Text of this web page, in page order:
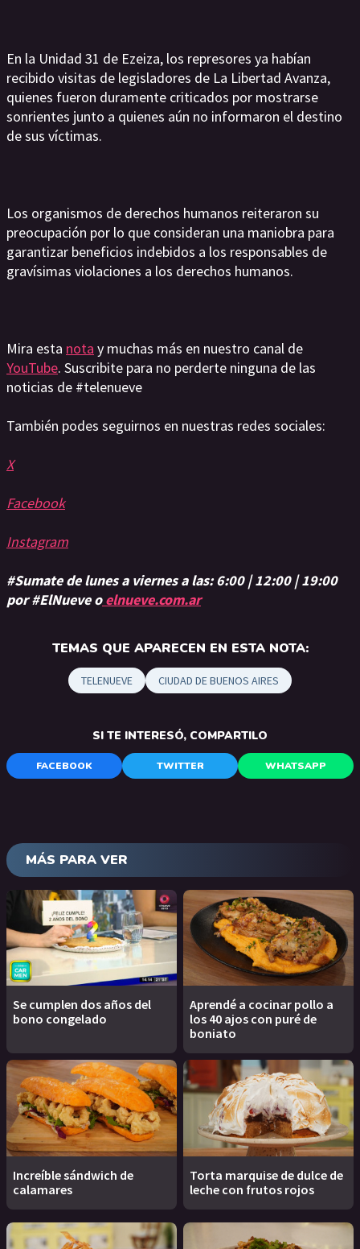
En la Unidad 31 de Ezeiza, los represores ya habían
recibido visitas de legisladores de La Libertad Avanza,
quienes fueron duramente criticados por mostrarse
sonrientes junto a quienes aún no informaron el destino
de sus víctimas.
Los organismos de derechos humanos reiteraron su
preocupación por lo que consideran una maniobra para
garantizar beneficios indebidos a los responsables de
gravísimas violaciones a los derechos humanos.
Mira esta nota y muchas más en nuestro canal de
YouTube. Suscribite para no perderte ninguna de las
noticias de #telenueve
También podes seguirnos en nuestras redes sociales:
X
Facebook
Instagram
#Sumate de lunes a viernes a las: 6:00 | 12:00 | 19:00
por #ElNueve o elnueve.com.ar
TEMAS QUE APARECEN EN ESTA NOTA:
TELENUEVE CIUDAD DE BUENOS AIRES
SI TE INTERESÓ, COMPARTILO
FACEBOOK TWITTER WHATSAPP
MÁS PARA VER
Se cumplen dos años del
bono congelado
Aprendé a cocinar pollo a
los 40 ajos con puré de
boniato
Increíble sándwich de
calamares
Torta marquise de dulce de
leche con frutos rojos